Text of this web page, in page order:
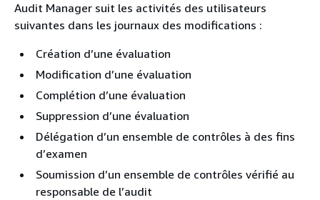
Audit Manager suit les activités des utilisateurs
suivantes dans les journaux des modifications :
Création d’une évaluation
Modification d’une évaluation
Complétion d’une évaluation
Suppression d’une évaluation
Délégation d’un ensemble de contrôles à des fins
d’examen
Soumission d’un ensemble de contrôles vérifié au
responsable de l’audit